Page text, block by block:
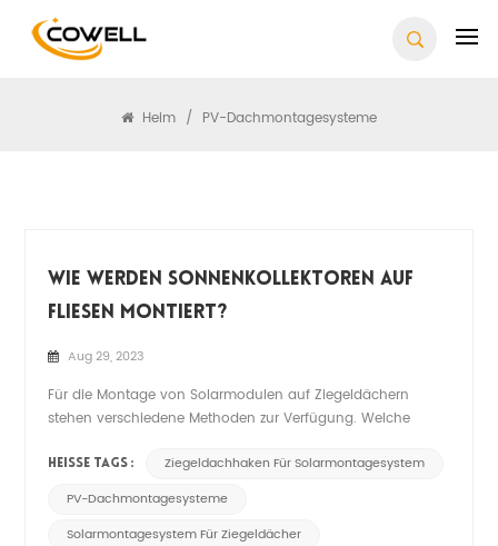
Heim / PV-Dachmontagesysteme
Wie Werden Sonnenkollektoren Auf
Fliesen Montiert?
Aug 29, 2023
Für die Montage von Solarmodulen auf Ziegeldächern
stehen verschiedene Methoden zur Verfügung. Welche
von Faktoren ab, darunter der Art der Ziegel, dem Zustand
des Daches und ästhetischen Vorlieben. Hier sind einig...
HEISSE TAGS :
Ziegeldachhaken Für Solarmontagesystem
PV-Dachmontagesysteme
Solarmontagesystem Für Ziegeldächer